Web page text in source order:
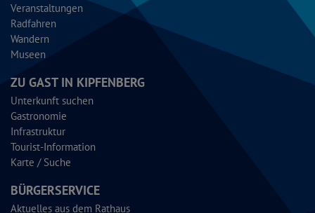
Veranstaltungen
Radfahren
Wandern
Museen
ZU GAST IN KIPFENBERG
Unterkunft suchen
Gastronomie
Infrastruktur
Tourist-Information
Karte / Suche
BÜRGERSERVICE
Aktuelles aus dem Rathaus